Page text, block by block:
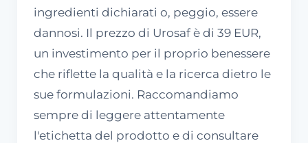
ingredienti dichiarati o, peggio, essere
dannosi. Il prezzo di Urosaf è di 39 EUR,
un investimento per il proprio benessere
che riflette la qualità e la ricerca dietro le
sue formulazioni. Raccomandiamo
sempre di leggere attentamente
l'etichetta del prodotto e di consultare